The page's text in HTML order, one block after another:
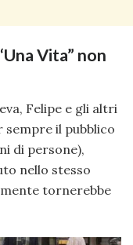
Vita” non
Felipe e gli altri
sempre il pubblico
di persone),
nello stesso
tornerebbe